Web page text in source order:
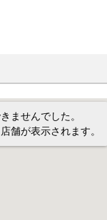
ませんでした。
舗が表示されます。